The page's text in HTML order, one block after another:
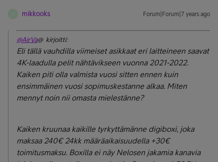
mikkooks Forum|Forum|7 years ago
@AirVa@ kirjoitti:
Eli tällä vauhdilla viimeiset asikkaat eri laitteineen saavat
4K-laadulla pelit nähtävikseen vuonna 2021-2022.
Kaiken piti olla valmista vuosi sitten ennen kuin
ensimmäinen vuosi sopimuskestanne alkaa. Miten
mennyt noin nii omasta mielestänne?
Kaiken kruunaa kaikille tyrkyttämänne digiboxi, joka
maksaa 240€ 24kk määräaikaisuudella +30€
toimitusmaksu. Boxilla ei näy Nelosen jakamia kanavia